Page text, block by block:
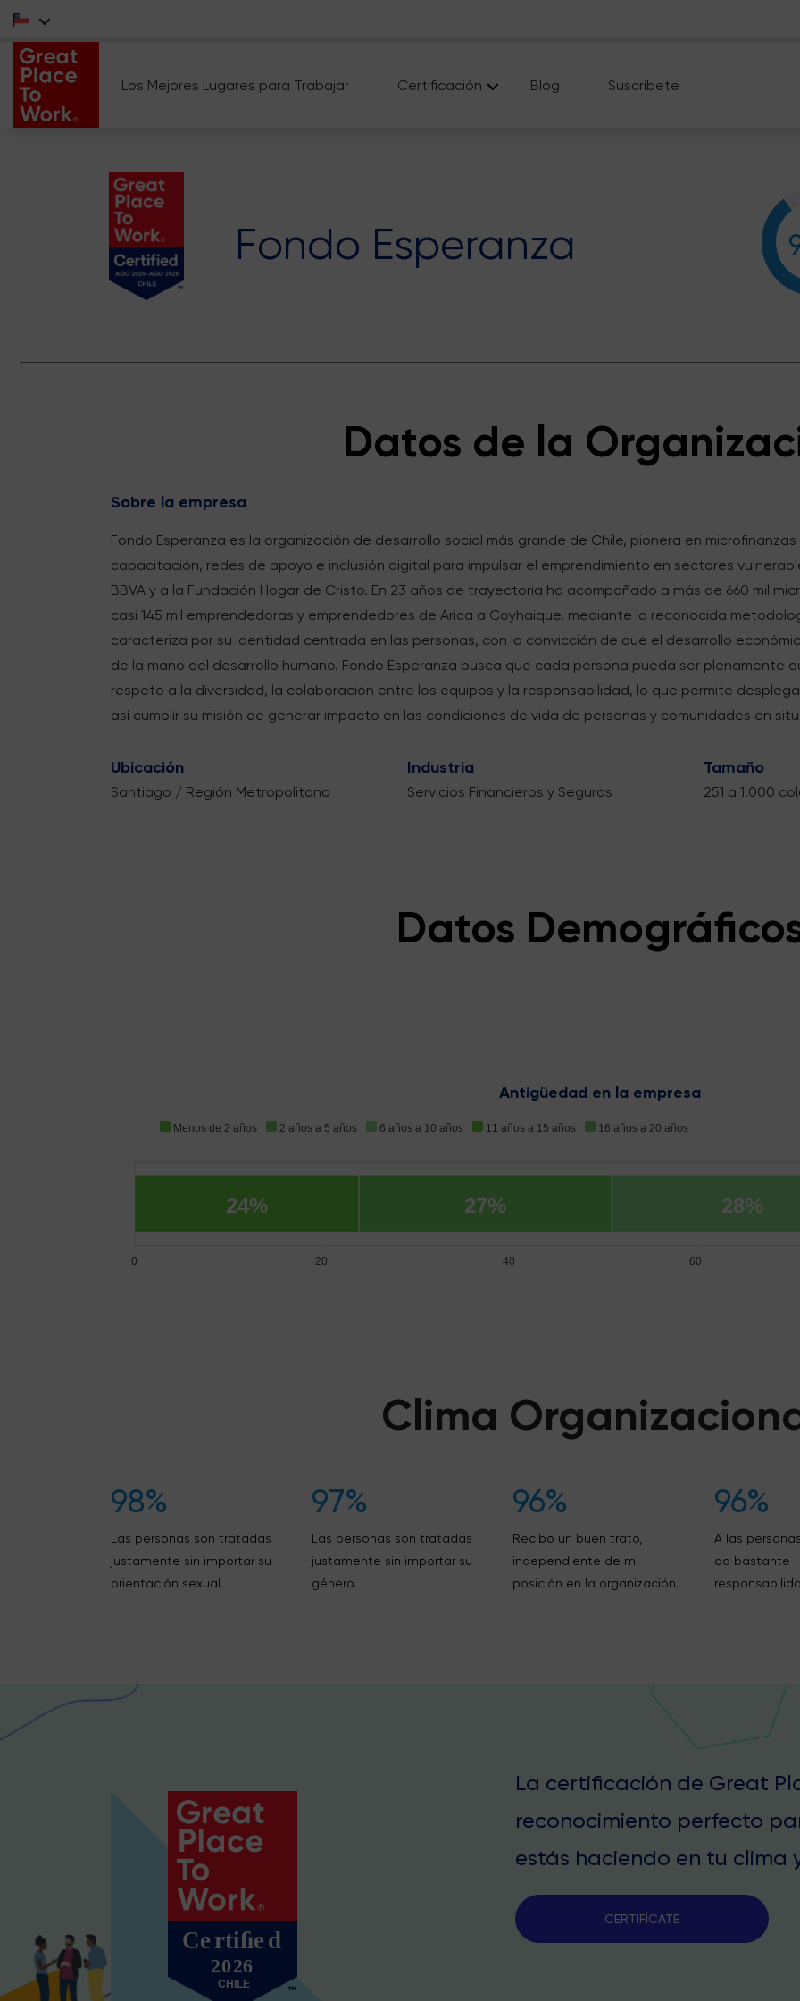
Los Mejores Lugares para Trabajar Certificación Blog Suscríbete
Fondo Esperanza
Datos de la
Sobre la empresa
Fondo Esperanza es la organización de desarrollo social más grande de Chile, pionera en
capacitación, redes de apoyo e inclusión digital para impulsar el emprendimiento en sectores
BBVA y a la Fundación Hogar de Cristo. En 23 años de trayectoria ha acompañado a más de 660 mil
casi 145 mil emprendedoras y emprendedores de Arica a Coyhaique, mediante la reconocida
caracteriza por su identidad centrada en las personas, con la convicción de que el desarrollo
de la mano del desarrollo humano. Fondo Esperanza busca que cada persona pueda ser plenamente
respeto a la diversidad, la colaboración entre los equipos y la responsabilidad, lo que permite
así cumplir su misión de generar impacto en las condiciones de vida de personas y comunidades en
Ubicación
Santiago / Región Metropolitana
Industria
Servicios Financieros y Seguros
Tamaño
251 a 1.000
Datos
Antigüedad en la empresa
Menos de 2 años 2 años a 5 años 6 años a 10 años 11 años a 15 años 16 años a 20 años
60
40
20
0
27%
24% 28%
Clima
98%
Las personas son tratadas
justamente sin importar su
orientación sexual.
97%
Las personas son tratadas
justamente sin importar su
género.
96%
Recibo un buen trato,
independiente de mi
posición en la organización.
96%
A las
da bastante
La certificación de Great
reconocimiento perfecto
estás haciendo en tu clima
CERTIFÍCATE